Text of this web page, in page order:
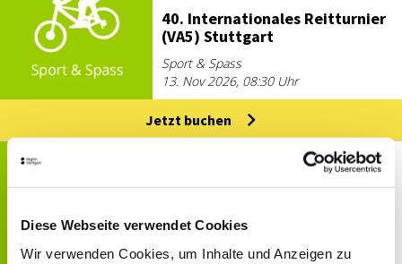
Diese Webseite verwendet Cookies
Wir verwenden Cookies, um Inhalte und Anzeigen zu
40. In­ter­na­tio­na­les Reit­tur­nier
(VA5) Stutt­gart
Sport & Spass
13. Nov 2026, 08:30 Uhr
Jetzt buchen
Hanns-Martin-Schleyer-Halle Stuttgart
(VA6) Stutt­gart
Sport & Spass